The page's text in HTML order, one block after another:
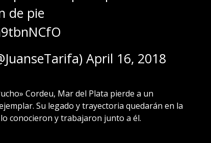
de pie
April 16, 2018
Cordeu, Mar del Plata pierde a un
Su legado y trayectoria quedarán en la
conocieron y trabajaron junto a él.